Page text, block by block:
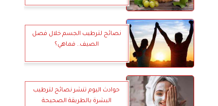
نصائح لترطيب الجسم خلال فصل
الصيف.. فماهي؟
حوادث اليوم تنشر نصائح لترطيب
البشرة بالطريقة الصحيحة